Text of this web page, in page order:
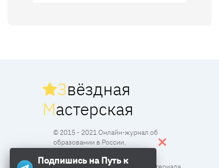
Звёздная
Мастерская
© 2015 - 2021 Онлайн-журнал об
образовании в России.
Подпишись на Путь к